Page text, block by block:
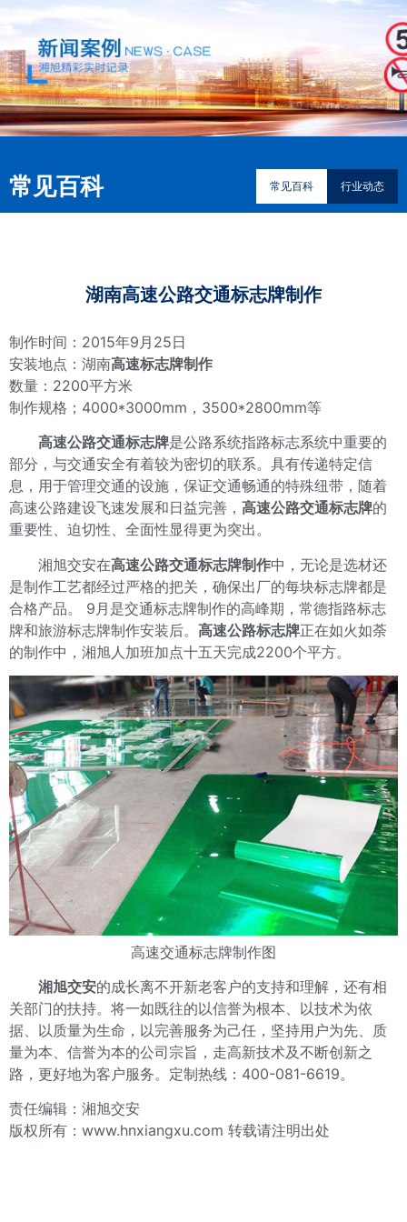
常见百科 常见百科 行业动态
湖南高速公路交通标志牌制作
制作时间：2015年9月25日
安装地点：湖南高速标志牌制作
数量：2200平方米
制作规格；4000*3000mm，3500*2800mm等
高速公路交通标志牌是公路系统指路标志系统中重要的
部分，与交通安全有着较为密切的联系。具有传递特定信
息，用于管理交通的设施，保证交通畅通的特殊纽带，随着
高速公路建设飞速发展和日益完善， 高速公路交通标志牌的
重要性、迫切性、全面性显得更为突出。
湘旭交安在高速公路交通标志牌制作中，无论是选材还
是制作工艺都经过严格的把关，确保出厂的每块标志牌都是
合格产品。 9月是交通标志牌制作的高峰期，常德指路标志
牌和旅游标志牌制作安装后。 高速公路标志牌正在如火如荼
的制作中，湘旭人加班加点十五天完成2200个平方。
高速交通标志牌制作图
湘旭交安的成长离不开新老客户的支持和理解，还有相
关部门的扶持。将一如既往的以信誉为根本、以技术为依
据、以质量为生命，以完善服务为己任，坚持用户为先、质
量为本、信誉为本的公司宗旨，走高新技术及不断创新之
路，更好地为客户服务。定制热线：400-081-6619。
责任编辑：湘旭交安
版权所有：www.hnxiangxu.com 转载请注明出处